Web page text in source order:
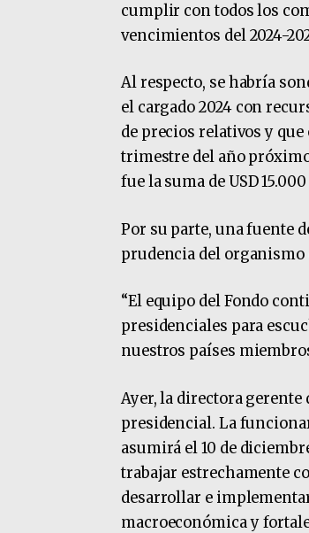
cumplir con todos los
vencimientos del 2024-
Al respecto, se habría
el cargado 2024 con
de precios relativos y
trimestre del año
fue la suma de USD
Por su parte, una fuente
prudencia del organismo
“El equipo del Fondo
presidenciales para
nuestros países
Ayer, la directora
presidencial. La
asumirá el 10 de
trabajar estrechamente
desarrollar e
macroeconómica y